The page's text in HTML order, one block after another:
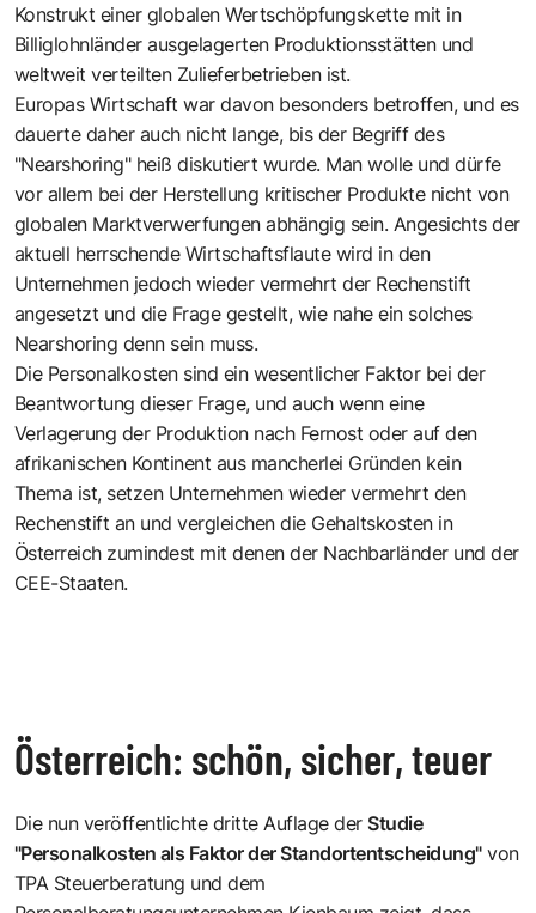
Konstrukt einer globalen Wertschöpfungskette mit in
Billiglohnländer ausgelagerten Produktionsstätten und
weltweit verteilten Zulieferbetrieben ist.
Europas Wirtschaft war davon besonders betroffen, und es
dauerte daher auch nicht lange, bis der Begriff des
"Nearshoring" heiß diskutiert wurde. Man wolle und dürfe
vor allem bei der Herstellung kritischer Produkte nicht von
globalen Marktverwerfungen abhängig sein. Angesichts der
aktuell herrschende Wirtschaftsflaute wird in den
Unternehmen jedoch wieder vermehrt der Rechenstift
angesetzt und die Frage gestellt, wie nahe ein solches
Nearshoring denn sein muss.
Die Personalkosten sind ein wesentlicher Faktor bei der
Beantwortung dieser Frage, und auch wenn eine
Verlagerung der Produktion nach Fernost oder auf den
afrikanischen Kontinent aus mancherlei Gründen kein
Thema ist, setzen Unternehmen wieder vermehrt den
Rechenstift an und vergleichen die Gehaltskosten in
Österreich zumindest mit denen der Nachbarländer und der
CEE-Staaten.
Österreich: schön, sicher, teuer
Die nun veröffentlichte dritte Auflage derStudie
"Personalkosten als Faktor der Standortentscheidung" von
TPA Steuerberatung und dem